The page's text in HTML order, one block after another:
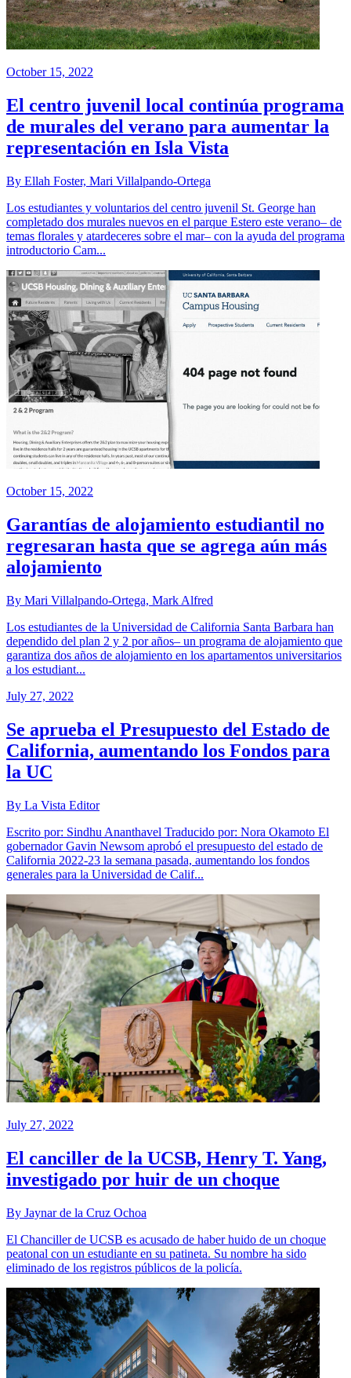
October 15, 2022
El centro juvenil local continúa programa
de murales del verano para aumentar la
representación en Isla Vista
By Ellah Foster, Mari Villalpando-Ortega
Los estudiantes y voluntarios del centro juvenil St. George han
completado dos murales nuevos en el parque Estero este verano– de
temas florales y atardeceres sobre el mar– con la ayuda del programa
introductorio Cam...
October 15, 2022
Garantías de alojamiento estudiantil no
regresaran hasta que se agrega aún más
alojamiento
By Mari Villalpando-Ortega, Mark Alfred
Los estudiantes de la Universidad de California Santa Barbara han
dependido del plan 2 y 2 por años– un programa de alojamiento que
garantiza dos años de alojamiento en los apartamentos universitarios
a los estudiant...
July 27, 2022
Se aprueba el Presupuesto del Estado de
California, aumentando los Fondos para
la UC
By La Vista Editor
Escrito por: Sindhu Ananthavel Traducido por: Nora Okamoto El
gobernador Gavin Newsom aprobó el presupuesto del estado de
California 2022-23 la semana pasada, aumentando los fondos
generales para la Universidad de Calif...
July 27, 2022
El canciller de la UCSB, Henry T. Yang,
investigado por huir de un choque
By Jaynar de la Cruz Ochoa
El Chanciller de UCSB es acusado de haber huido de un choque
peatonal con un estudiante en su patineta. Su nombre ha sido
eliminado de los registros públicos de la policía.